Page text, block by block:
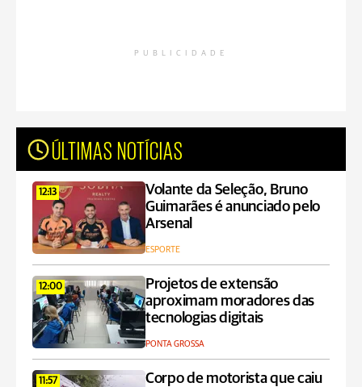
PUBLICIDADE
ÚLTIMAS NOTÍCIAS
12:13
Volante da Seleção, Bruno
Guimarães é anunciado pelo
Arsenal
ESPORTE
12:00
Projetos de extensão
aproximam moradores das
tecnologias digitais
PONTA GROSSA
11:57
Corpo de motorista que caiu